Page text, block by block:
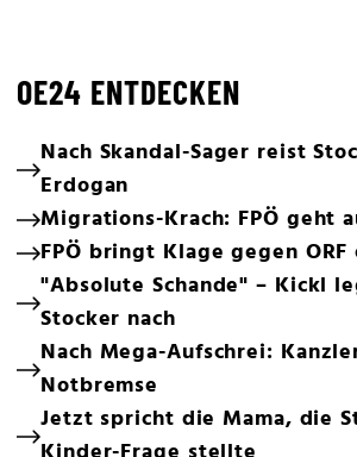
OE24 ENTDECKEN
Nach Skandal-Sager reist
Erdogan
Migrations-Krach: FPÖ geht
FPÖ bringt Klage gegen ORF
"Absolute Schande" – Kickl
Stocker nach
Nach Mega-Aufschrei:
Notbremse
Jetzt spricht die Mama, die